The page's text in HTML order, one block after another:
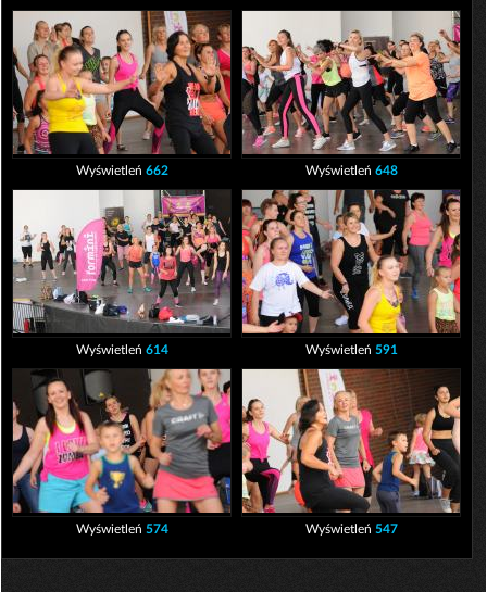
Wyświetleń 662 Wyświetleń 648
Wyświetleń 614 Wyświetleń 591
Wyświetleń 574 Wyświetleń 547